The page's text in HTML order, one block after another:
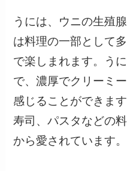
うには、ウニの生殖
は料理の一部として
で楽しまれます。う
で、濃厚でクリーミ
感じることができま
寿司、パスタなどの
から愛されています。